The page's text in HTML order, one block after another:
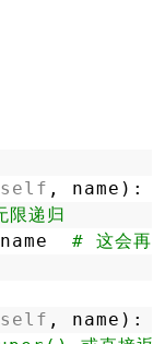
self , name):
限递归
# 这会
self , name):